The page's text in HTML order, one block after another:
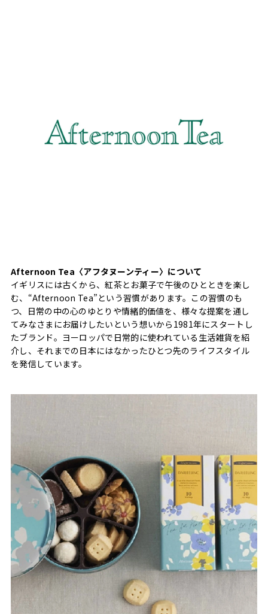
Afternoon Tea〈アフタヌーンティー〉について
イギリスには古くから、紅茶とお菓子で午後のひとときを楽し
む、“Afternoon Tea”という習慣があります。この習慣のも
つ、日常の中の心のゆとりや情緒的価値を、様々な提案を通し
てみなさまにお届けしたいという想いから1981年にスタートし
たブランド。ヨーロッパで日常的に使われている生活雑貨を紹
介し、それまでの日本にはなかったひとつ先のライフスタイル
を発信しています。